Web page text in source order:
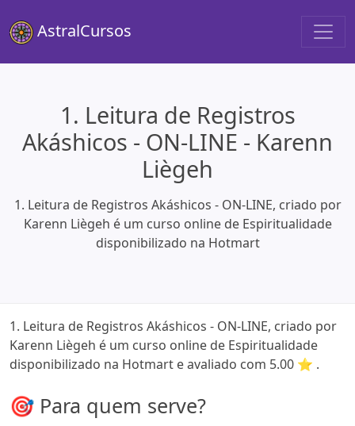
AstralCursos
1. Leitura de Registros
Akáshicos - ON-LINE - Karenn
Liègeh
1. Leitura de Registros Akáshicos - ON-LINE, criado por
Karenn Liègeh é um curso online de Espiritualidade
disponibilizado na Hotmart
1. Leitura de Registros Akáshicos - ON-LINE, criado por
Karenn Liègeh é um curso online de Espiritualidade
disponibilizado na Hotmart e avaliado com 5.00 ⭐ .
🎯 Para quem serve?